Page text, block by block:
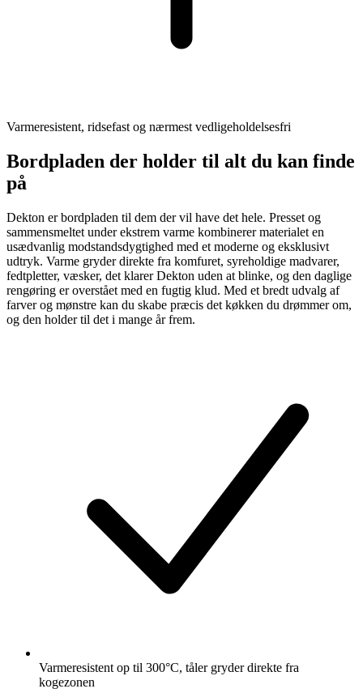
Varmeresistent, ridsefast og nærmest vedligeholdelsesfri
Bordpladen der holder til alt du kan finde
på
Dekton er bordpladen til dem der vil have det hele. Presset og
sammensmeltet under ekstrem varme kombinerer materialet en
usædvanlig modstandsdygtighed med et moderne og eksklusivt
udtryk. Varme gryder direkte fra komfuret, syreholdige madvarer,
fedtpletter, væsker, det klarer Dekton uden at blinke, og den daglige
rengøring er overstået med en fugtig klud. Med et bredt udvalg af
farver og mønstre kan du skabe præcis det køkken du drømmer om,
og den holder til det i mange år frem.
Varmeresistent op til 300°C, tåler gryder direkte fra
kogezonen